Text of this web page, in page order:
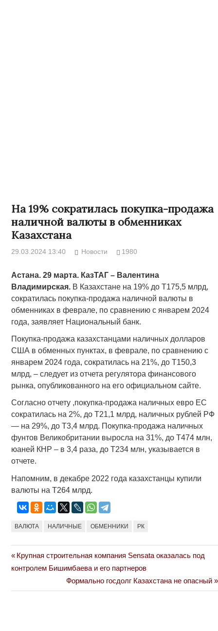
На 19% сократилась покупка-продажа
наличной валюты в обменниках
Казахстана
29.03.2024 13:40 Новости 1980
Астана. 29 марта. КазТАГ – Валентина
Владимирская. В Казахстане на 19% до Т175,5 млрд,
сократилась покупка-продажа наличной валюты в
обменниках в феврале, по сравнению с январем 2024
года, заявляет Национальный банк.
Покупка-продажа казахстанцами наличных долларов
США в обменных пунктах, в феврале, по сравнению с
январем 2024 года, сократилась на 21%, до Т150,3
млрд, – следует из отчета регулятора финансового
рынка, опубликованного на его официальном сайте.
Согласно отчету ,покупка-продажа наличных евро ЕС
сократилась на 2%, до Т21,1 млрд, наличных рублей РФ
— на 29%, до Т3,4 млрд. Покупка-продажа наличных
фунтов Великобритании выросла на 31%, до Т474 млн,
юаней КНР – в 3,4 раза, до Т234 млн, указывается в
отчете.
Напомним, в декабре 2022 года казахстанцы купили
валюты на Т264 млрд.
ВАЛЮТА НАЛИЧНЫЕ ОБМЕННИКИ РК
Навигация
Previous
Post:
Крупная строительная компания Sensata оказалась под
контролем Бишимбаева и его партнеров
Next
Post:
Формально госдолг Казахстана не опасный